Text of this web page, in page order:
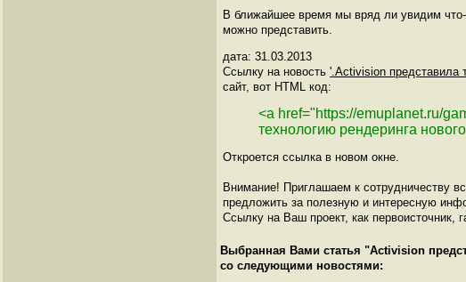
В ближайшее время мы вряд ли увидим
можно представить.
дата: 31.03.2013
Ссылку на новость '.Activision представила
сайт, вот HTML код:
<a href="https://emuplanet.ru/
технологию рендеринга
Откроется ссылка в новом окне.
Внимание! Приглашаем к сотрудничеству
предложить за полезную и интересную
Ссылку на Ваш проект, как первоисточник,
Выбранная Вами статья "Activision
со следующими новостями: